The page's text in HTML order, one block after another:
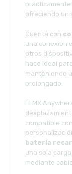
prácticamente
ofreciendo un
Cuenta con
una conexión
otros
hace ideal
manteniendo
prolongado.
El MX
compatible
batería
una sola
mediante